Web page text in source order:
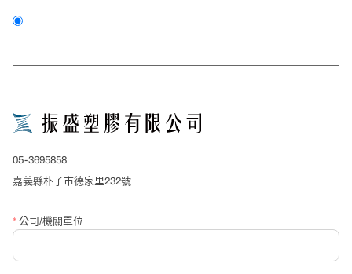
close
*公司/單位名稱
05-3695858
嘉義縣朴子市德家里232號
* 公司/機關單位